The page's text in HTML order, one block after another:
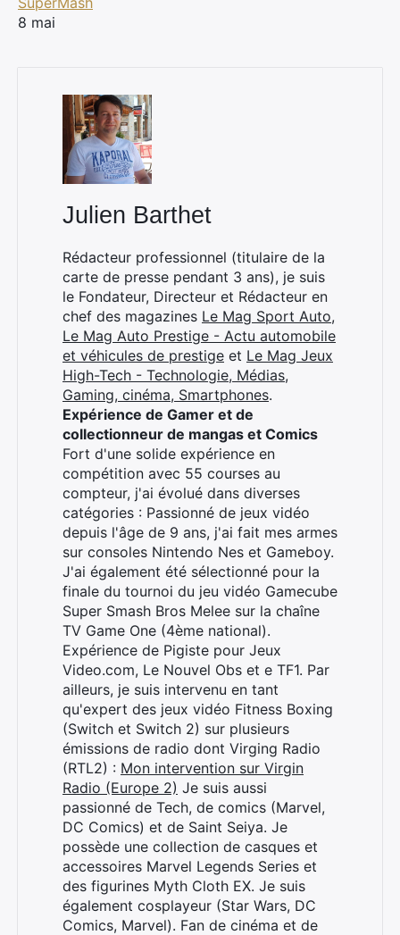
8 mai
Julien Barthet
Rédacteur professionnel (titulaire de la
carte de presse pendant 3 ans), je suis
le Fondateur, Directeur et Rédacteur en
chef des magazines Le Mag Sport Auto,
Le Mag Auto Prestige - Actu automobile
et véhicules de prestige et Le Mag Jeux
High-Tech - Technologie, Médias,
Gaming, cinéma, Smartphones.
Expérience de Gamer et de
collectionneur de mangas et Comics
Fort d'une solide expérience en
compétition avec 55 courses au
compteur, j'ai évolué dans diverses
catégories : Passionné de jeux vidéo
depuis l'âge de 9 ans, j'ai fait mes armes
sur consoles Nintendo Nes et Gameboy.
J'ai également été sélectionné pour la
finale du tournoi du jeu vidéo Gamecube
Super Smash Bros Melee sur la chaîne
TV Game One (4ème national).
Expérience de Pigiste pour Jeux
Video.com, Le Nouvel Obs et e TF1. Par
ailleurs, je suis intervenu en tant
qu'expert des jeux vidéo Fitness Boxing
(Switch et Switch 2) sur plusieurs
émissions de radio dont Virging Radio
(RTL2) : Mon intervention sur Virgin
Radio (Europe 2) Je suis aussi
passionné de Tech, de comics (Marvel,
DC Comics) et de Saint Seiya. Je
possède une collection de casques et
accessoires Marvel Legends Series et
des figurines Myth Cloth EX. Je suis
également cosplayeur (Star Wars, DC
Comics, Marvel). Fan de cinéma et de